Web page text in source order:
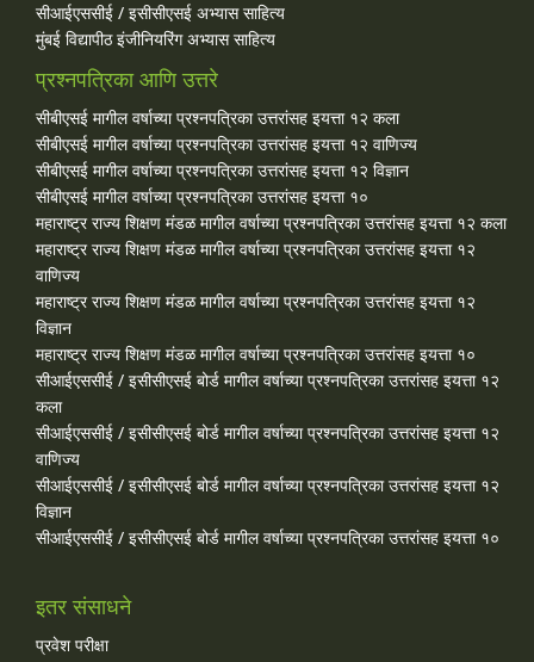
सीआईएससीई / इसीसीएसई अभ्यास साहित्य
मुंबई विद्यापीठ इंजीनियरिंग अभ्यास साहित्य
प्रश्नपत्रिका आणि उत्तरे
सीबीएसई मागील वर्षाच्या प्रश्‍नपत्रिका उत्तरांसह इयत्ता १२ कला
सीबीएसई मागील वर्षाच्या प्रश्‍नपत्रिका उत्तरांसह इयत्ता १२ वाणिज्य
सीबीएसई मागील वर्षाच्या प्रश्‍नपत्रिका उत्तरांसह इयत्ता १२ विज्ञान
सीबीएसई मागील वर्षाच्या प्रश्‍नपत्रिका उत्तरांसह इयत्ता १०
महाराष्ट्र राज्य शिक्षण मंडळ मागील वर्षाच्या प्रश्‍नपत्रिका उत्तरांसह इयत्ता १२ कला
महाराष्ट्र राज्य शिक्षण मंडळ मागील वर्षाच्या प्रश्‍नपत्रिका उत्तरांसह इयत्ता १२
वाणिज्य
महाराष्ट्र राज्य शिक्षण मंडळ मागील वर्षाच्या प्रश्‍नपत्रिका उत्तरांसह इयत्ता १२
विज्ञान
महाराष्ट्र राज्य शिक्षण मंडळ मागील वर्षाच्या प्रश्‍नपत्रिका उत्तरांसह इयत्ता १०
सीआईएससीई / इसीसीएसई बोर्ड मागील वर्षाच्या प्रश्‍नपत्रिका उत्तरांसह इयत्ता १२
कला
सीआईएससीई / इसीसीएसई बोर्ड मागील वर्षाच्या प्रश्‍नपत्रिका उत्तरांसह इयत्ता १२
वाणिज्य
सीआईएससीई / इसीसीएसई बोर्ड मागील वर्षाच्या प्रश्‍नपत्रिका उत्तरांसह इयत्ता १२
विज्ञान
सीआईएससीई / इसीसीएसई बोर्ड मागील वर्षाच्या प्रश्‍नपत्रिका उत्तरांसह इयत्ता १०
इतर संसाधने
प्रवेश परीक्षा